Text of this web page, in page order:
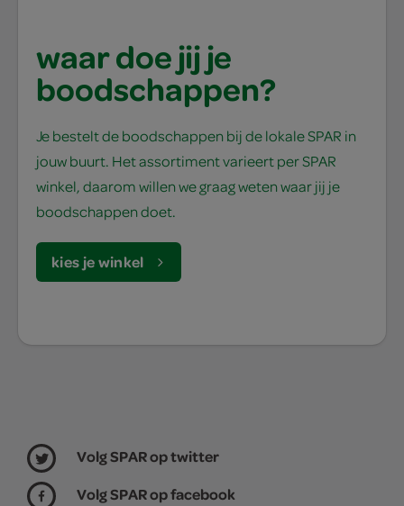
waar doe jij je
boodschappen?
Je bestelt de boodschappen bij de lokale SPAR in
jouw buurt. Het assortiment varieert per SPAR
winkel, daarom willen we graag weten waar jij je
boodschappen doet.
kies je winkel
Volg SPAR op twitter
Volg SPAR op facebook